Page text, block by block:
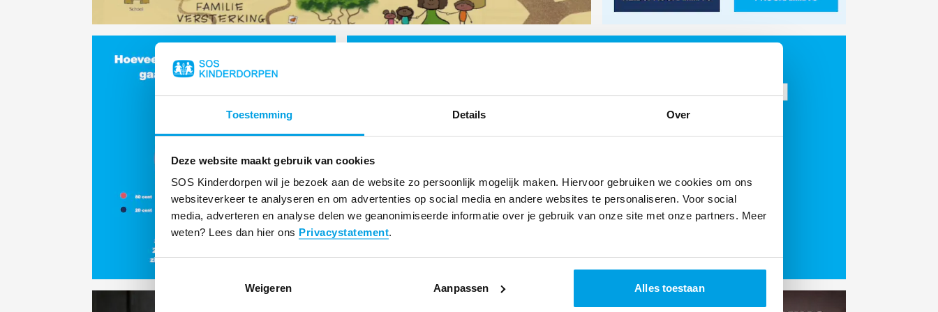
Toestemming Details Over
Deze website maakt gebruik van cookies
SOS Kinderdorpen wil je bezoek aan de website zo persoonlijk mogelijk maken. Hiervoor gebruiken we cookies om ons
websiteverkeer te analyseren en om advertenties op social media en andere websites te personaliseren. Voor social
media, adverteren en analyse delen we geanonimiseerde informatie over je gebruik van onze site met onze partners. Meer
weten? Lees dan hier ons Privacystatement.
Weigeren Aanpassen Alles toestaan